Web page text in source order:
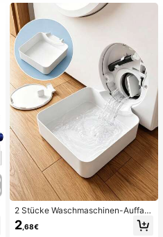
2 Stücke Waschmaschinen-Auffan
gwanne Tropfschale, wasserdichte
Bodenschutzmatte für Waschraum,
2 ,68€